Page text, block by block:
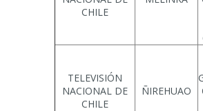
CHILE
TELEVISIÓN
NACIONAL DE
CHILE
ÑIREHUAO